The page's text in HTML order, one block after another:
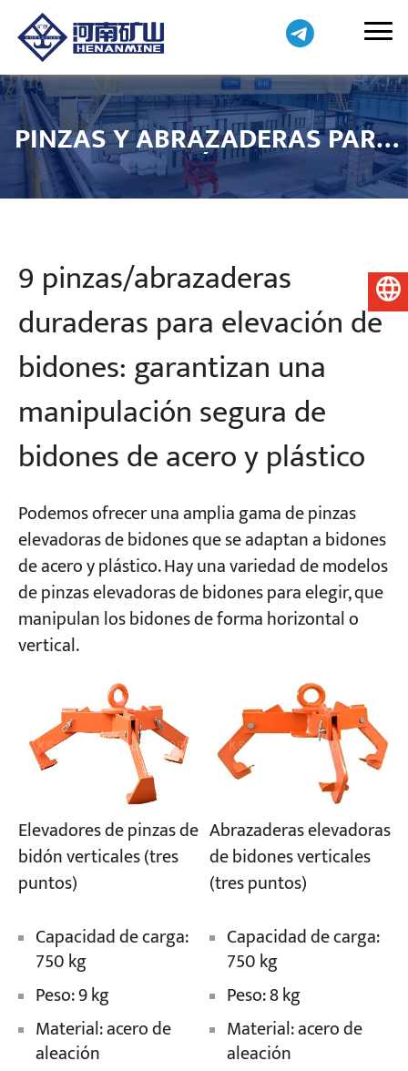
Proyectos
Blogs
Sobre nosotros
Contáctenos
PINZAS Y ABRAZADERAS PARA
GRÚAS
9 pinzas/abrazaderas
duraderas para elevación de
bidones: garantizan una
manipulación segura de
bidones de acero y plástico
Podemos ofrecer una amplia gama de pinzas
elevadoras de bidones que se adaptan a bidones
de acero y plástico. Hay una variedad de modelos
de pinzas elevadoras de bidones para elegir, que
manipulan los bidones de forma horizontal o
vertical.
Elevadores de pinzas de
bidón verticales (tres
puntos)
Capacidad de carga:
750 kg
Peso: 9 kg
Material: acero de
aleación
Abrazaderas elevadoras
de bidones verticales
(tres puntos)
Capacidad de carga:
750 kg
Peso: 8 kg
Material: acero de
aleación
Español